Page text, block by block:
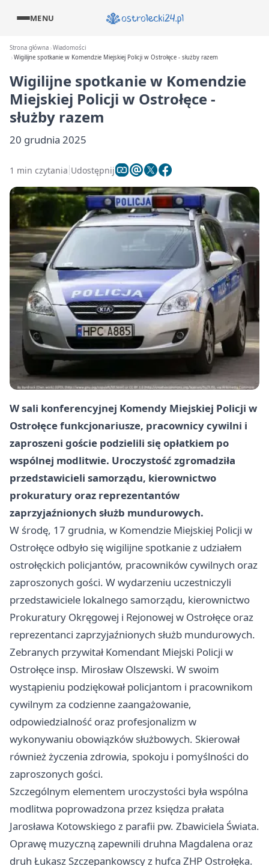
MENU
Strona główna Wiadomości
Wigilijne spotkanie w Komendzie Miejskiej Policji w Ostrołęce - służby razem
Wigilijne spotkanie w Komendzie
Miejskiej Policji w Ostrołęce -
służby razem
20 grudnia 2025
1 min czytania Udostępnij
W sali konferencyjnej Komendy Miejskiej Policji w
Ostrołęce funkcjonariusze, pracownicy cywilni i
zaproszeni goście podzielili się opłatkiem po
wspólnej modlitwie. Uroczystość zgromadziła
przedstawicieli samorządu, kierownictwo
prokuratury oraz reprezentantów
zaprzyjaźnionych służb mundurowych.
W środę, 17 grudnia, w Komendzie Miejskiej Policji w
Ostrołęce odbyło się wigilijne spotkanie z udziałem
ostrołęckich policjantów, pracowników cywilnych oraz
zaproszonych gości. W wydarzeniu uczestniczyli
przedstawiciele lokalnego samorządu, kierownictwo
Prokuratury Okręgowej i Rejonowej w Ostrołęce oraz
reprezentanci zaprzyjaźnionych służb mundurowych.
Zebranych przywitał Komendant Miejski Policji w
Ostrołęce insp. Mirosław Olszewski. W swoim
wystąpieniu podziękował policjantom i pracownikom
cywilnym za codzienne zaangażowanie,
odpowiedzialność oraz profesjonalizm w
wykonywaniu obowiązków służbowych. Skierował
również życzenia zdrowia, spokoju i pomyślności do
zaproszonych gości.
Szczególnym elementem uroczystości była wspólna
modlitwa poprowadzona przez księdza prałata
Jarosława Kotowskiego z parafii pw. Zbawiciela Świata.
Oprawę muzyczną zapewnili druhna Magdalena oraz
druh Łukasz Szczepankowscy z hufca ZHP Ostrołęka.